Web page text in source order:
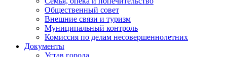
Общественный совет
Внешние связи и туризм
Муниципальный контроль
Комиссия по делам несовершеннолетних
Документы
Устав города